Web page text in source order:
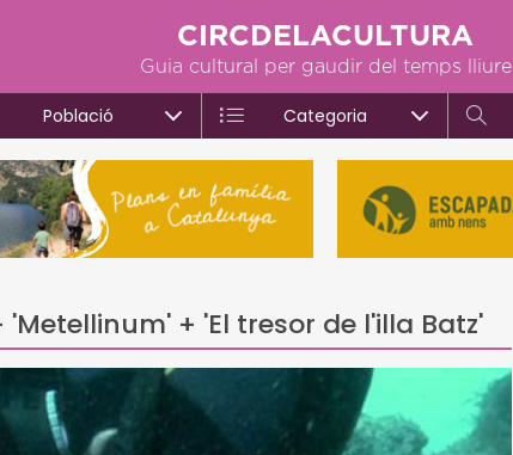
CIRCDELACULTURA
Guia cultural per gaudir del temps lliure
Població Categoria
+ 'El tresor de l'illa Batz'